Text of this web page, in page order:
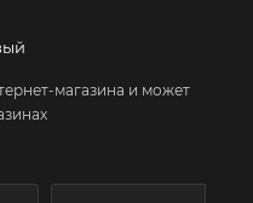
магазина и может